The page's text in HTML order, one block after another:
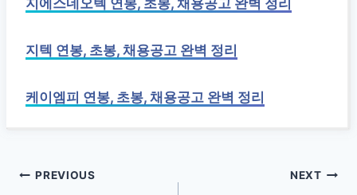
지텍 연봉, 초봉, 채용공고 완벽 정리
케이엠피 연봉, 초봉, 채용공고 완벽 정리
글PREVIOUS NEXT